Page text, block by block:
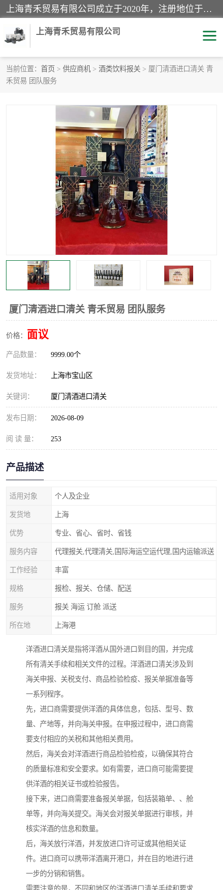
上海青禾贸易有限公司成立于2020年，注册地位于上海市宝山区。经营范围包括：机械设备、五金制品、劳防用品、电子产品、塑胶制品、家具、模具、纺织品、仪器仪表、建筑材料、装饰材料、化工产品、金属制品、机车配件等货物进出口报关、清关服务。
上海青禾贸易有限公司
当前位置： 首页 > 供应商机 > 酒类饮料报关 > 厦门清酒进口清关 青
禾贸易 团队服务
厦门清酒进口清关 青禾贸易 团队服务
价格： 面议
产品数量： 9999.00个
发货地址： 上海市宝山区
关键词： 厦门清酒进口清关
发布日期： 2026-08-09
阅 读 量： 253
产品描述
适用对象 个人及企业
发货地 上海
优势 专业、省心、省时、省钱
服务内容 代理报关,代理清关,国际海运空运代理,国内运输派送
工作经验 丰富
规格 报检、报关、仓储、配送
服务 报关 海运 订舱 派送
所在地 上海港
洋酒进口清关是指将洋酒从国外进口到目的国，并完成
所有清关手续和相关文件的过程。洋酒进口清关涉及到
海关申报、关税支付、商品检验检疫、报关单据准备等
一系列程序。
先，进口商需要提供洋酒的具体信息，包括、型号、数
量、产地等，并向海关申报。在申报过程中，进口商需
要支付相应的关税和其他相关费用。
然后，海关会对洋酒进行商品检验检疫，以确保其符合
的质量标准和安全要求。如有需要，进口商可能需要提
供洋酒的相关证书或检验报告。
接下来，进口商需要准备报关单据，包括装箱单、、舱
单等，并向海关提交。海关会对报关单据进行审核，并
核实洋酒的信息和数量。
后，海关放行洋酒，并发放进口许可证或其他相关证
件。进口商可以携带洋酒离开港口，并在目的地进行进
一步的分销和销售。
酒类饮料报关
服装进口清关
进口杂货清关
家用电器报关 机床进口清关
国际灯具清关